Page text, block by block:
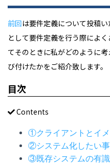
前回は要件定義について投稿
として要件定義を行う際によ
てそのときに私がどのように
び付けたかをご紹介致します。
目次
Contents
①クライアントとイ
②システム化したい
③既存システムの有